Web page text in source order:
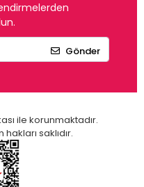
Gönder
ile korunmaktadır.
saklıdır.